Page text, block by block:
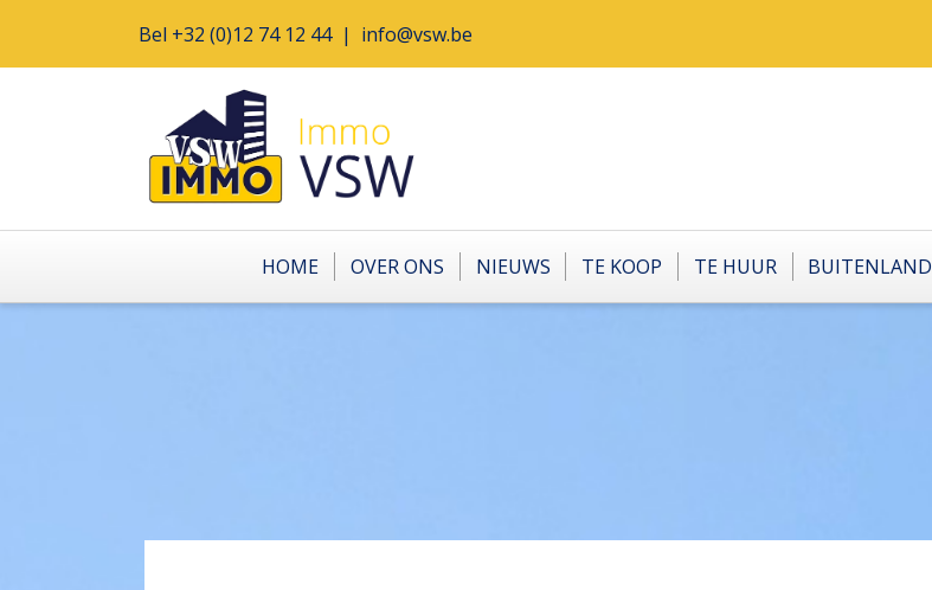
Bel +32 (0)12 74 12 44| info@vsw.be
HOME OVER ONS NIEUWS TE KOOP TE HUUR BUITENLAND